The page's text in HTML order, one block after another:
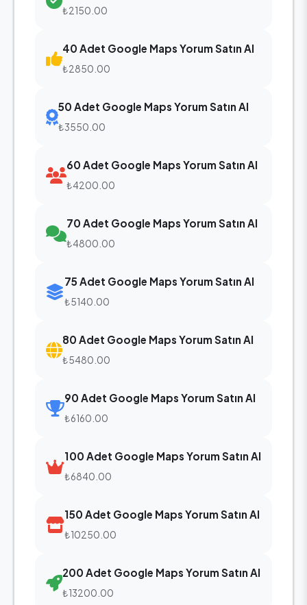
₺2150.00
40 Adet Google Maps Yorum Satın Al
₺2850.00
50 Adet Google Maps Yorum Satın Al
₺3550.00
60 Adet Google Maps Yorum Satın Al
₺4200.00
70 Adet Google Maps Yorum Satın Al
₺4800.00
75 Adet Google Maps Yorum Satın Al
₺5140.00
80 Adet Google Maps Yorum Satın Al
₺5480.00
90 Adet Google Maps Yorum Satın Al
₺6160.00
100 Adet Google Maps Yorum Satın Al
₺6840.00
150 Adet Google Maps Yorum Satın Al
₺10250.00
200 Adet Google Maps Yorum Satın Al
₺13200.00